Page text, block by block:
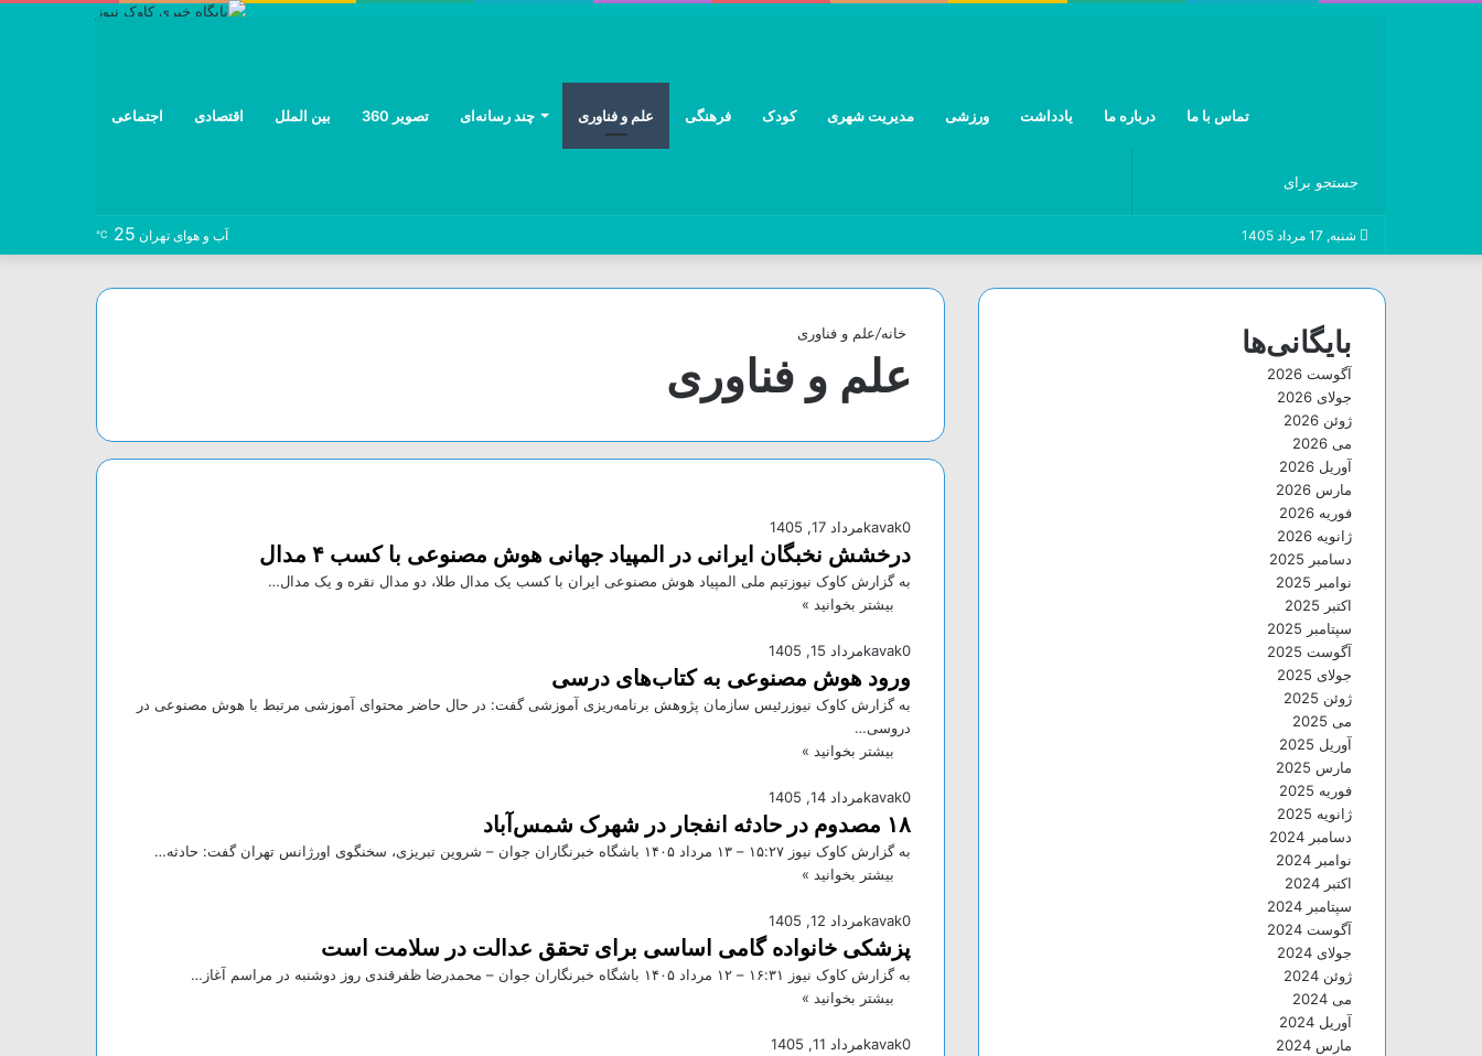
اجتماعی اقتصادی بین الملل تصویر 360 چند رسانه‌ای علم و فناوری فرهنگی کودک مدیریت شهری ورزشی یادداشت درباره ما تماس با ما
جستجو
برای
شنبه, 17 مرداد 1405
فیسآب و هوای تهران 25
℃
خانه/علم و فناوری
علم و فناوری
kavakمرداد 17, 1405 0
درخشش نخبگان ایرانی در المپیاد جهانی هوش مصنوعی با کسب ۴ مدال
به گزارش کاوک نیوزتیم ملی المپیاد هوش مصنوعی ایران با کسب یک مدال طلا، دو مدال نقره و یک مدال…
بیشتر بخوانید »
kavakمرداد 15, 1405 0
ورود هوش مصنوعی به کتاب‌های درسی
به گزارش کاوک نیوزرئیس سازمان پژوهش برنامه‌ریزی آموزشی گفت: در حال حاضر محتوای آموزشی مرتبط با هوش مصنوعی در
دروسی…
بیشتر بخوانید »
kavakمرداد 14, 1405 0
۱۸ مصدوم در حادثه انفجار در شهرک شمس‌آباد
به گزارش کاوک نیوز ۱۵:۲۷ – ۱۳ مرداد ۱۴۰۵ باشگاه خبرنگاران جوان – شروین تبریزی، سخنگوی اورژانس تهران گفت: حادثه…
بیشتر بخوانید »
kavakمرداد 12, 1405 0
پزشکی خانواده گامی اساسی برای تحقق عدالت در سلامت است
به گزارش کاوک نیوز ۱۶:۳۱ – ۱۲ مرداد ۱۴۰۵ باشگاه خبرنگاران جوان – محمدرضا ظفرقندی روز دوشنبه در مراسم آغاز…
بیشتر بخوانید »
kavakمرداد 11, 1405 0
بایگانی‌ها
آگوست 2026
جولای 2026
ژوئن 2026
می 2026
آوریل 2026
مارس 2026
فوریه 2026
ژانویه 2026
دسامبر 2025
نوامبر 2025
اکتبر 2025
سپتامبر 2025
آگوست 2025
جولای 2025
ژوئن 2025
می 2025
آوریل 2025
مارس 2025
فوریه 2025
ژانویه 2025
دسامبر 2024
نوامبر 2024
اکتبر 2024
سپتامبر 2024
آگوست 2024
جولای 2024
ژوئن 2024
می 2024
آوریل 2024
مارس 2024